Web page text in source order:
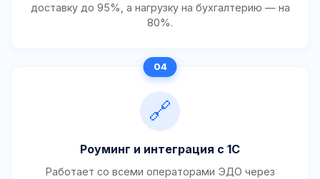
доставку до 95%, а нагрузку на бухгалтерию — на
80%.
🔗
Роуминг и интеграция с 1С
Работает со всеми операторами ЭДО через